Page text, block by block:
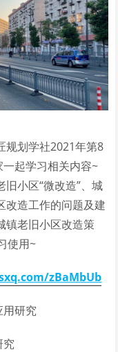
规划学社2021年第8
一起学习相关内容~
小区“微改造”、城
改造工作的问题及建
镇老旧小区改造策
使用~
zBaMbUb
用研究
究